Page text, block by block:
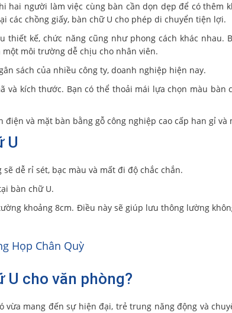
hai người làm việc cùng bàn cần dọn dẹp để có thêm
các chồng giấy, bàn chữ U cho phép di chuyển tiện lợi.
kế, chức năng cũng như phong cách khác nhau.
môi trường dễ chịu cho nhân viên.
sách của nhiều công ty, doanh nghiệp hiện nay.
và kích thước. Bạn có thể thoải mái lựa chọn màu bàn
và mặt bàn bằng gỗ công nghiệp cao cấp han gỉ và
U
dễ rỉ sét, bạc màu và mất đi độ chắc chắn.
bàn chữ U.
khoảng 8cm. Điều này sẽ giúp lưu thông lường
Họp Chân Quỳ
U cho văn phòng?
vừa mang đến sự hiện đại, trẻ trung năng động và